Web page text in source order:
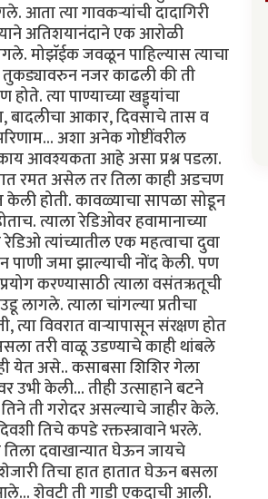
आता त्या गावकर्‍यांची दादागिरी
अतिशयानंदाने एक आरोळी
मोझॅईक जवळून पाहिल्यास त्याचा
नजर काढली की ती
त्या पाण्याच्या खड्ड्यांचा
बादलीचा आकार, दिवसाचे तास व
अशा अनेक गोष्टींवरील
काय आवश्यकता आहे असा प्रश्न पडला.
रमत असेल तर तिला काही अडचण
होती. कावळ्याचा सापळा सोडून
त्याला रेडिओवर हवामानाच्या
त्यांच्यातील एक महत्वाचा दुवा
पाणी जमा झाल्याची नोंद केली. पण
करण्यासाठी त्याला वसंतऋतूची
त्याला चांगल्या प्रतीचा
विवरात वार्‍यापासून संरक्षण होत
तरी वाळू उडण्याचे काही थांबले
येत असे.. कसाबसा शिशिर गेला
उभी केली... तीही उत्साहाने बटने
ती गरोदर असल्याचे जाहीर केले.
तिचे कपडे रक्तस्त्रावाने भरले.
तिला दवाखान्यात घेऊन जायचे
तिचा हात हातात घेऊन बसला
शेवटी ती गाडी एकदाची आली.